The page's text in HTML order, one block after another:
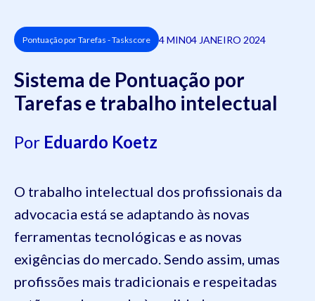
Pontuação por Tarefas - Taskscore 4 MIN04 JANEIRO 2024
Sistema de Pontuação por
Tarefas e trabalho intelectual
Por Eduardo Koetz
O trabalho intelectual dos profissionais da
advocacia está se adaptando às novas
ferramentas tecnológicas e as novas
exigências do mercado. Sendo assim, umas
profissões mais tradicionais e respeitadas